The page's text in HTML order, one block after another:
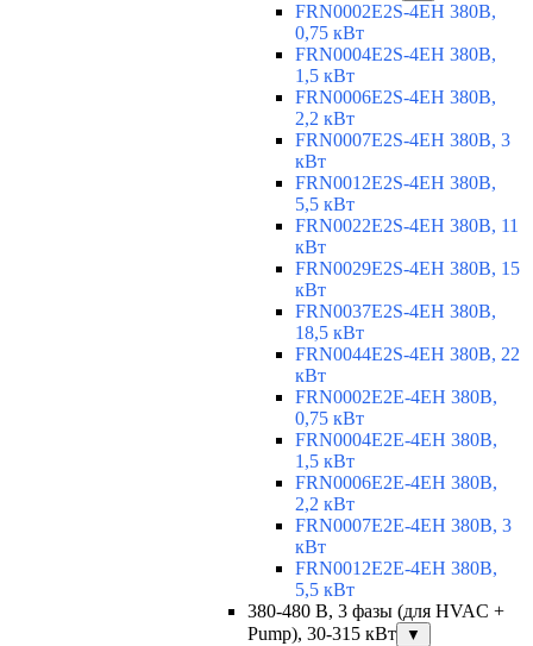
FRN0002E2S-4EH 380В,
0,75 кВт
FRN0004E2S-4EH 380В,
1,5 кВт
FRN0006E2S-4EH 380В,
2,2 кВт
FRN0007E2S-4EH 380В, 3
кВт
FRN0012E2S-4EH 380В,
5,5 кВт
FRN0022E2S-4EH 380В, 11
кВт
FRN0029E2S-4EH 380В, 15
кВт
FRN0037E2S-4EH 380В,
18,5 кВт
FRN0044E2S-4EH 380В, 22
кВт
FRN0002E2E-4EH 380В,
0,75 кВт
FRN0004E2E-4EH 380В,
1,5 кВт
FRN0006E2E-4EH 380В,
2,2 кВт
FRN0007E2E-4EH 380В, 3
кВт
FRN0012E2E-4EH 380В,
5,5 кВт
380-480 В, 3 фазы (для HVAC +
Pump), 30-315 кВт
▼